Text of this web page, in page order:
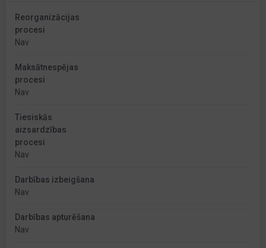
Reorganizācijas
procesi
Nav
Maksātnespējas
procesi
Nav
Tiesiskās
aizsardzības
procesi
Nav
Darbības izbeigšana
Nav
Darbības apturēšana
Nav